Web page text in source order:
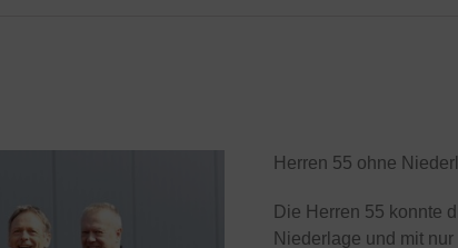
Herren 55 ohne
Die Herren 55 konnte
Niederlage und mit